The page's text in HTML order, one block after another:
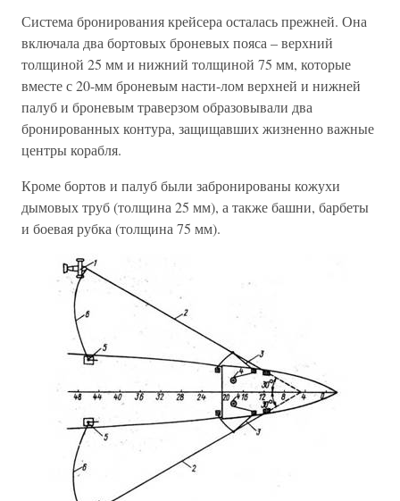
Система бронирования крейсера осталась прежней. Она
включала два бортовых броневых пояса – верхний
толщиной 25 мм и нижний толщиной 75 мм, которые
вместе с 20-мм броневым насти-лом верхней и нижней
палуб и броневым траверзом образовывали два
бронированных контура, защищавших жизненно важные
центры корабля.
Кроме бортов и палуб были забронированы кожухи
дымовых труб (толщина 25 мм), а также башни, барбеты
и боевая рубка (толщина 75 мм).